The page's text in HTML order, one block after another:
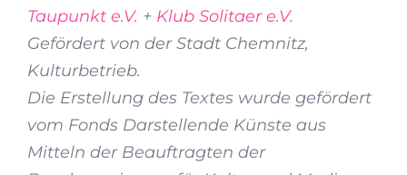
Taupunkt e.V. + Klub Solitaer e.V.
Gefördert von der Stadt Chemnitz,
Kulturbetrieb.
Die Erstellung des Textes wurde gefördert
vom Fonds Darstellende Künste aus
Mitteln der Beauftragten der